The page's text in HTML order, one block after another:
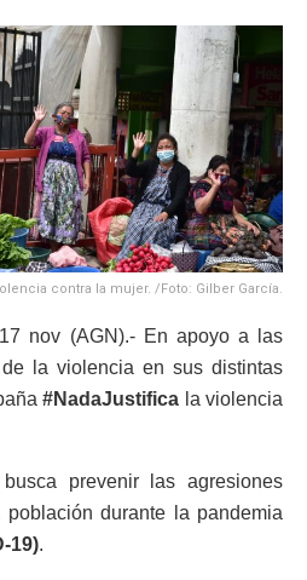
contra la mujer. /Foto: Gilber García.
nov (AGN).- En apoyo a las
la violencia en sus distintas
#NadaJustifica la violencia
prevenir las agresiones
durante la pandemia
19).